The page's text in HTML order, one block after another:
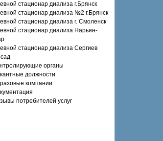
стационар диализа г.Брянск
стационар диализа №2 г.Брянск
стационар диализа г. Смоленск
стационар диализа Нарьян-
стационар диализа Сергиев
органы
должности
компании
потребителей услуг